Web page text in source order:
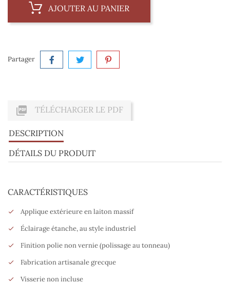
AJOUTER AU PANIER
Partager
 TÉLÉCHARGER LE PDF
DESCRIPTION
DÉTAILS DU PRODUIT
CARACTÉRISTIQUES
Applique extérieure en laiton massif
Éclairage étanche, au style industriel
Finition polie non vernie (polissage au tonneau)
Fabrication artisanale grecque
Visserie non incluse